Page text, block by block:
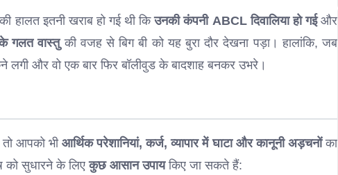
हालत इतनी खराब हो गई थी किउनकी कंपनी ABCL दिवालिया हो गईऔर
गलत वास्तुकी वजह से बिग बी को यह बुरा दौर देखना पड़ा। हालांकि, जब
लगी और वो एक बार फिर बॉलीवुड के बादशाह बनकर उभरे।
आपको भीआर्थिक परेशानियां, कर्ज, व्यापार में घाटा और कानूनी अड़चनोंका
को सुधारने के लिएकुछ आसान उपायकिए जा सकते हैं: